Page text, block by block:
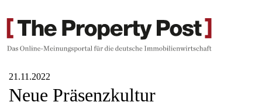
21.11.2022
Neue Präsenzkultur